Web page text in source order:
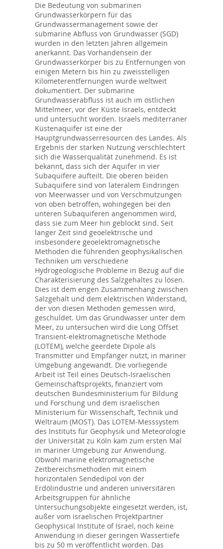
Die Bedeutung von submarinen
Grundwasserkörpern für das
Grundwassermanagement sowie der
submarine Abfluss von Grundwasser (SGD)
wurden in den letzten Jahren allgemein
anerkannt. Das Vorhandensein der
Grundwasserkörper bis zu Entfernungen von
einigen Metern bis hin zu zweisstelligen
Kilometerentfernungen wurde weltweit
dokumentiert. Der submarine
Grundwasserabfluss ist auch im östlichen
Mittelmeer, vor der Küste Israels, entdeckt
und untersucht worden. Israels mediterraner
Küstenaquifer ist eine der
Hauptgrundwasserresourcen des Landes. Als
Ergebnis der starken Nutzung verschlechtert
sich die Wasserqualität zunehmend. Es ist
bekannt, dass sich der Aquifer in vier
Subaquifere aufteilt. Die oberen beiden
Subaquifere sind von lateralem Eindringen
von Meerwasser und von Verschmutzungen
von oben betroffen, wohingegen bei den
unteren Subaquiferen angenommen wird,
dass sie zum Meer hin geblockt sind. Seit
langer Zeit sind geoelektrische und
insbesondere geoelektromagnetische
Methoden die führenden geophysikalischen
Techniken um verschiedene
Hydrogeologische Probleme in Bezug auf die
Charakterisierung des Salzgehaltes zu lösen.
Dies ist dem engen Zusammenhang zwischen
Salzgehalt und dem elektrischen Widerstand,
der von diesen Methoden gemessen wird,
geschuldet. Um das Grundwasser unter dem
Meer, zu untersuchen wird die Long Offset
Transient-elektromagnetische Methode
(LOTEM), welche geerdete Dipole als
Transmitter und Empfänger nutzt, in mariner
Umgebung angewandt. Die vorliegende
Arbeit ist Teil eines Deutsch-Israelischen
Gemeinschaftsprojekts, finanziert vom
deutschen Bundesministerium für Bildung
und Forschung und dem israelischen
Ministerium für Wissenschaft, Technik und
Weltraum (MOST). Das LOTEM-Messsystem
des Instituts für Geophysik und Meteorologie
der Universität zu Köln kam zum ersten Mal
in mariner Umgebung zur Anwendung.
Obwohl marine elektromagnetische
Zeitbereichsmethoden mit einem
horizontalen Sendedipol von der
Erdölindustrie und anderen universitären
Arbeitsgruppen für ähnliche
Untersuchungsobjekte eingesetzt werden, ist,
außer vom israelischen Projektpartner
Geophysical Institute of Israel, noch keine
Anwendung in dieser geringen Wassertiefe
bis zu 50 m veröffentlicht worden. Das